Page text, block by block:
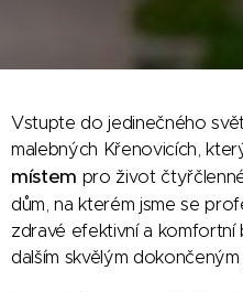
Vstupte do jedinečného
malebných Křenovicích,
místem pro život
dům, na kterém jsme se
zdravé efektivní a komfortní
dalším skvělým